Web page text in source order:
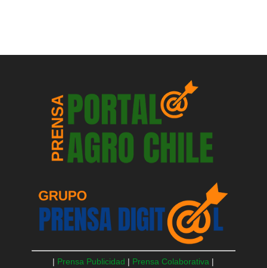
| Prensa Publicidad | Prensa Colaborativa |